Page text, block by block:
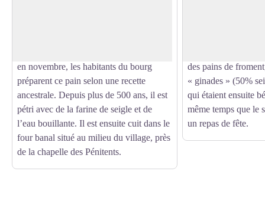
en novembre, les habitants du bourg
préparent ce pain selon une recette
ancestrale. Depuis plus de 500 ans, il est
pétri avec de la farine de seigle et de
l’eau bouillante. Il est ensuite cuit dans le
four banal situé au milieu du village, près
de la chapelle des Pénitents.
des pains de
« ginades » (50%
qui étaient ensuite
même temps que le
un repas de fête.